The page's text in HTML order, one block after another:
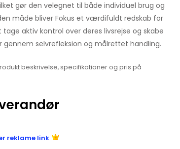
gør den velegnet til både individuel brug og
måde bliver Fokus et værdifuldt redskab for
tage aktiv kontrol over deres livsrejse og skabe
gennem selvrefleksion og målrettet handling.
beskrivelse, specifikationer og pris på
reklame link